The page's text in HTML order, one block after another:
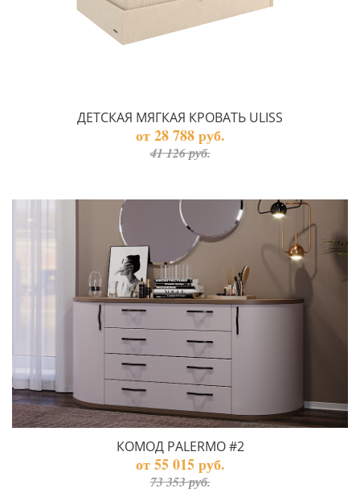
ДЕТСКАЯ МЯГКАЯ КРОВАТЬ ULISS
от 28 788 руб.
41 126 руб.
КОМОД PALERMO #2
от 55 015 руб.
73 353 руб.